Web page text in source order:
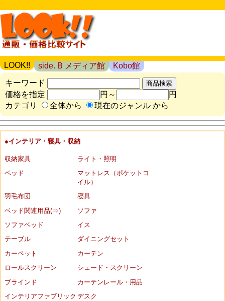
LOOK!! side. B メディア館
Kobo館
キーワード
価格を指定
円～
円
カテゴリ
全体から 現在のジャンル から
●インテリア・寝具・収納
収納家具
ライト・照明
ベッド
マットレス（ポケットコ
イル）
羽毛布団
寝具
ベッド関連用品(⇒)
ソファ
ソファベッド
イス
テーブル
ダイニングセット
カーペット
カーテン
ロールスクリーン
シェード・スクリーン
ブラインド
カーテンレール・用品
インテリアファブリック デスク